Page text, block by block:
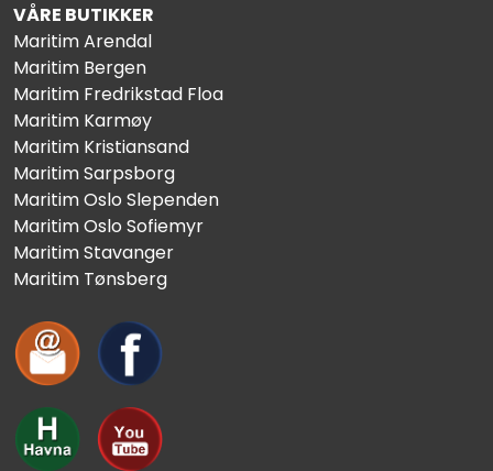
VÅRE BUTIKKER
Maritim Arendal
Maritim Bergen
Maritim Fredrikstad Floa
Maritim Karmøy
Maritim Kristiansand
Maritim Sarpsborg
Maritim Oslo Slependen
Maritim Oslo Sofiemyr
Maritim Stavanger
Maritim Tønsberg